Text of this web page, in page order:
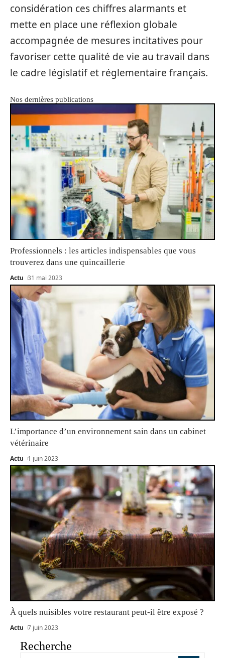
considération ces chiffres alarmants et
mette en place une réflexion globale
accompagnée de mesures incitatives pour
favoriser cette qualité de vie au travail dans
le cadre législatif et réglementaire français.
Nos dernières publications
Professionnels : les articles indispensables que vous
trouverez dans une quincaillerie
Actu 31 mai 2023
L’importance d’un environnement sain dans un cabinet
vétérinaire
Actu 1 juin 2023
À quels nuisibles votre restaurant peut-il être exposé ?
Actu 7 juin 2023
Recherche